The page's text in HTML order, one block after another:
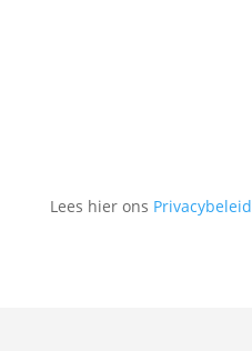
Lees hier ons Privacybeleid